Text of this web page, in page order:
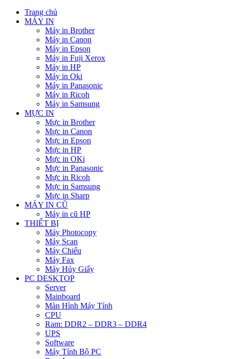
Trang chủ
MÁY IN
Máy in Brother
Máy in Canon
Máy in Epson
Máy in Fuji Xerox
Máy in HP
Máy in Oki
Máy in Panasonic
Máy in Ricoh
Máy in Samsung
MỰC IN
Mực in Brother
Mực in Canon
Mực in Epson
Mực in HP
Mực in OKi
Mực in Panasonic
Mực in Ricoh
Mực in Samsung
Mực in Sharp
MÁY IN CŨ
Máy in cũ HP
THIẾT BỊ
Máy Photocopy
Máy Scan
Máy Chiếu
Máy Fax
Máy Hủy Giấy
PC DESKTOP
Server
Mainboard
Màn Hình Máy Tính
CPU
Ram: DDR2 – DDR3 – DDR4
UPS
Software
Máy Tính Bộ PC